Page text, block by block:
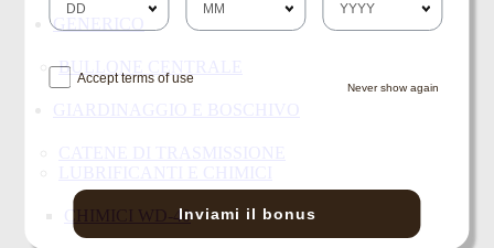
GENERICO
BULLONE CENTRALE
CHIMICI WD-40
Accept terms of use
Never show again
Inviami il bonus